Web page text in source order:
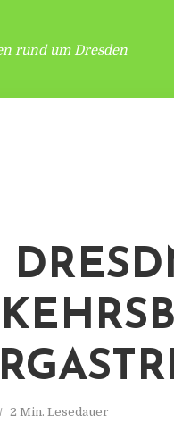
rund um Dresden
2 Min. Lesedauer